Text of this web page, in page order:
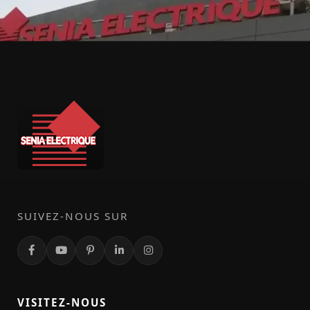
SUIVEZ-NOUS SUR
VISITEZ-NOUS